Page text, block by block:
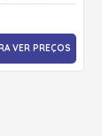
VER PREÇOS